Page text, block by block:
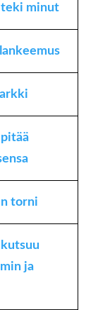
teki minut
torni
ja